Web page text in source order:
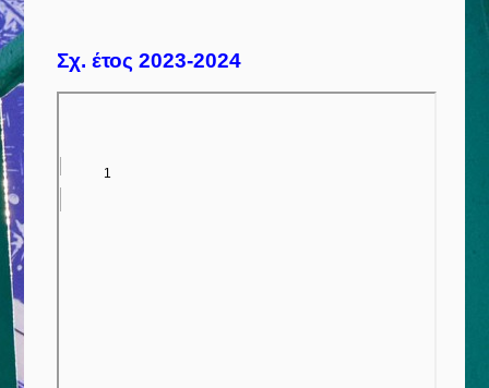
Σχ. έτος 2023-2024